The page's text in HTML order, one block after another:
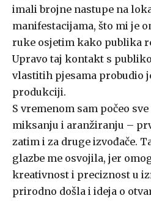
imali brojne nastupe na
manifestacijama, što mi je
ruke osjetim kako publika
Upravo taj kontakt s
vlastitih pjesama probudio
produkciji.
S vremenom sam počeo
miksanju i aranžiranju –
zatim i za druge izvođače.
glazbe me osvojila, jer
kreativnost i preciznost u
prirodno došla i ideja o